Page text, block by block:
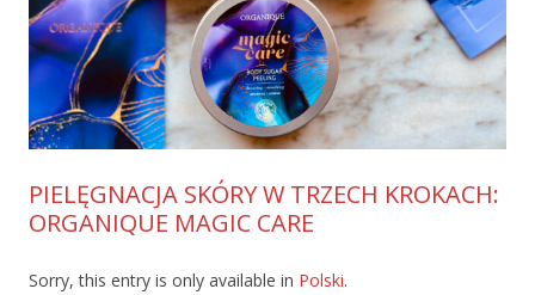
PIELĘGNACJA SKÓRY W TRZECH KROKACH:
ORGANIQUE MAGIC CARE
Sorry, this entry is only available in Polski.